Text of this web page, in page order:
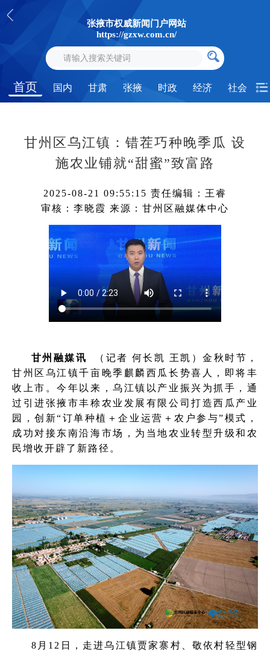
张掖市权威新闻门户网站
https://gzxw.com.cn/
首页 国内 甘肃 张掖 时政 经济 社会
甘州区乌江镇：错茬巧种晚季瓜 设
施农业铺就“甜蜜”致富路
2025-08-21 09:55:15 责任编辑：王睿
审核：李晓霞 来源：甘州区融媒体中心
甘州融媒讯
（记者 何长凯 王凯）金秋时节，
甘州区乌江镇千亩晚季麒麟西瓜长势喜人，即将丰
收上市。今年以来，乌江镇以产业振兴为抓手，通
过引进张掖市丰稌农业发展有限公司打造西瓜产业
园，创新“订单种植＋企业运营＋农户参与”模式，
成功对接东南沿海市场，为当地农业转型升级和农
民增收开辟了新路径。
8月12日，走进乌江镇贾家寨村、敬依村轻型钢